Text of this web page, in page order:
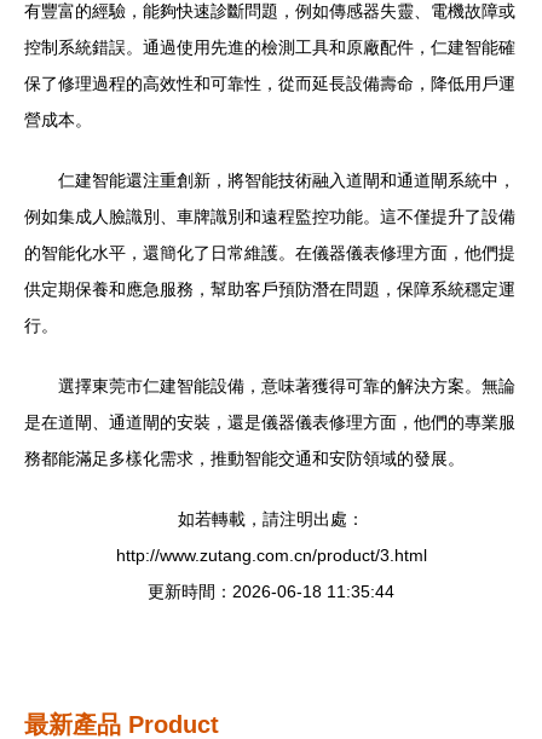
有豐富的經驗，能夠快速診斷問題，例如傳感器失靈、電機故障或
控制系統錯誤。通過使用先進的檢測工具和原廠配件，仁建智能確
保了修理過程的高效性和可靠性，從而延長設備壽命，降低用戶運
營成本。
仁建智能還注重創新，將智能技術融入道閘和通道閘系統中，
例如集成人臉識別、車牌識別和遠程監控功能。這不僅提升了設備
的智能化水平，還簡化了日常維護。在儀器儀表修理方面，他們提
供定期保養和應急服務，幫助客戶預防潛在問題，保障系統穩定運
行。
選擇東莞市仁建智能設備，意味著獲得可靠的解決方案。無論
是在道閘、通道閘的安裝，還是儀器儀表修理方面，他們的專業服
務都能滿足多樣化需求，推動智能交通和安防領域的發展。
如若轉載，請注明出處：
http://www.zutang.com.cn/product/3.html
更新時間：2026-06-18 11:35:44
最新產品 Product